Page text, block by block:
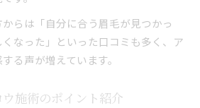
ウンセリングの流れと重要性
伝えるためのポイント解説
カウンセリングの進め方
に合わせた提案の受け方
術前のカウンセリング体験談
らは「自分に合う眉毛が見つかっ
なった」といった口コミも多く、ア
る声が増えています。
施術のポイント紹介